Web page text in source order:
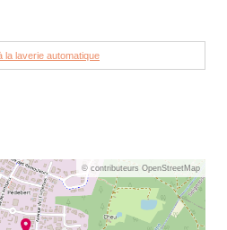
la laverie automatique
© contributeurs OpenStreetMap